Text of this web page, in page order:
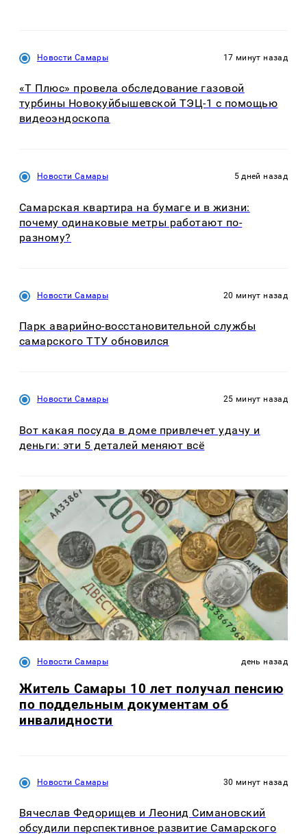
Новости Самары 17 минут назад
«Т Плюс» провела обследование газовой
турбины Новокуйбышевской ТЭЦ-1 с помощью
видеоэндоскопа
Новости Самары 5 дней назад
Самарская квартира на бумаге и в жизни:
почему одинаковые метры работают по-
разному?
Новости Самары 20 минут назад
Парк аварийно-восстановительной службы
самарского ТТУ обновился
Новости Самары 25 минут назад
Вот какая посуда в доме привлечет удачу и
деньги: эти 5 деталей меняют всё
Новости Самары день назад
Житель Самары 10 лет получал пенсию
по поддельным документам об
инвалидности
Новости Самары 30 минут назад
Вячеслав Федорищев и Леонид Симановский
обсудили перспективное развитие Самарского